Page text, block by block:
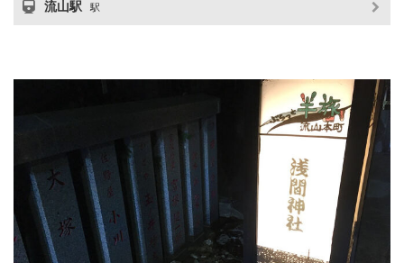
流山駅 駅